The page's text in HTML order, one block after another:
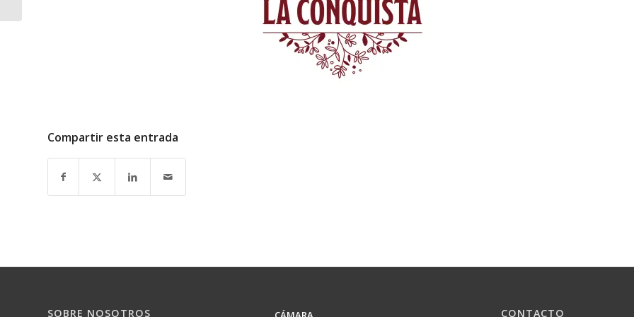
Compartir esta entrada
SOBRE NOSOTROS CONTACTO